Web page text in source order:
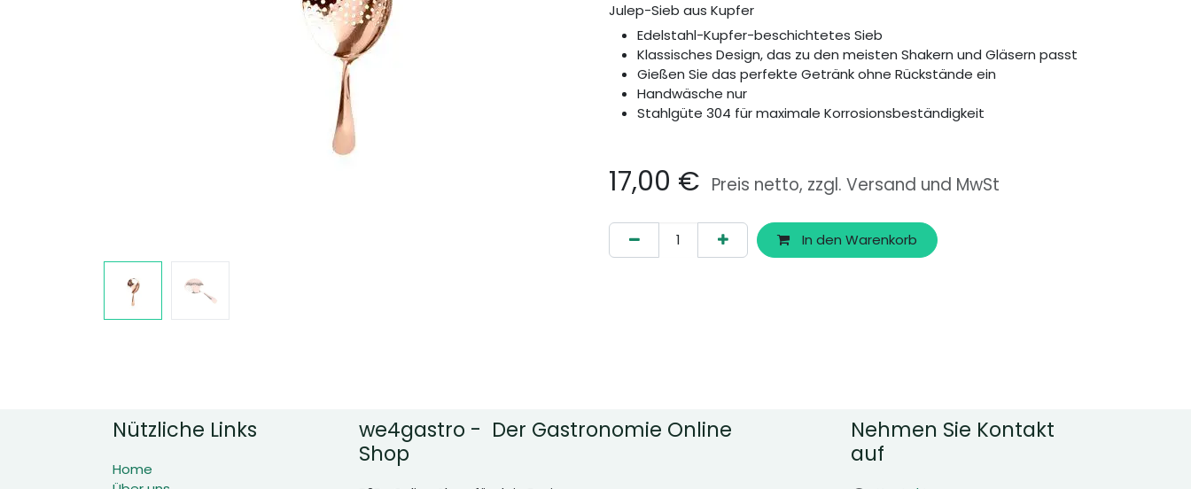
Julep-Sieb aus Kupfer
Edelstahl-Kupfer-beschichtetes Sieb
Klassisches Design, das zu den meisten Shakern und Gläsern passt
Gießen Sie das perfekte Getränk ohne Rückstände ein
Handwäsche nur
Stahlgüte 304 für maximale Korrosionsbeständigkeit
17,00 € Preis netto, zzgl. Versand und MwSt
In den Warenkorb
Nützliche Links
Home
we4gastro - Der Gastronomie Online
Shop
Nehmen Sie Kontakt
auf